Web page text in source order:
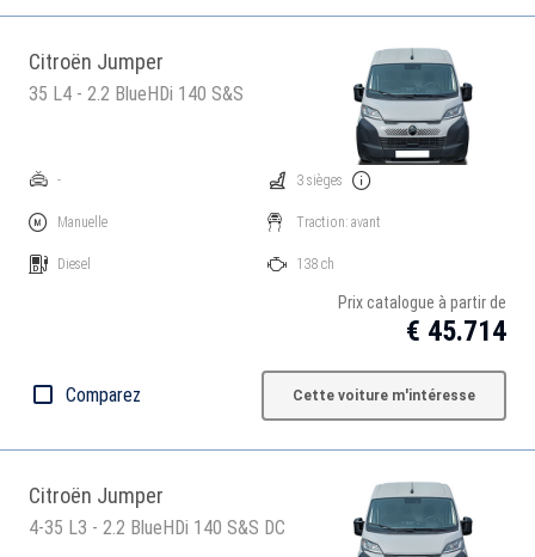
Citroën Jumper
35 L4 - 2.2 BlueHDi 140 S&S
-
Manuelle
Diesel
3 sièges
Traction: avant
138 ch
Prix catalogue à partir de
€ 45.714
Comparez Cette voiture m'intéresse
Citroën Jumper
4-35 L3 - 2.2 BlueHDi 140 S&S DC